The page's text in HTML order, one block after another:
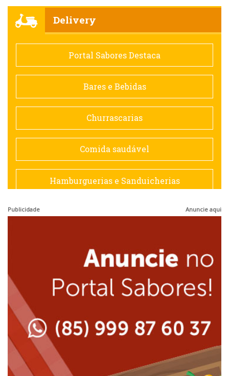
Comida saudável
Contemporânea
Doceria
Espanhola
Francesa
Japonesa e Oriental
Lanchonetes
Massas
Delivery
Portal Sabores Destaca
Bares e Bebidas
Churrascarias
Comida saudável
Hamburguerias e Sanduicherias
Peixes e Frutos do Mar
Pizzarias
Publicidade Anuncie aqui